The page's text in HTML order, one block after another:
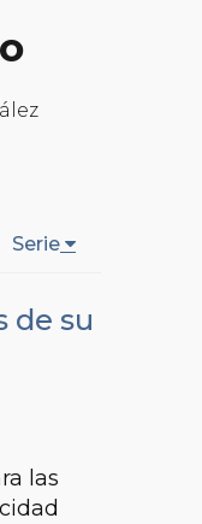
Serie
de su
las